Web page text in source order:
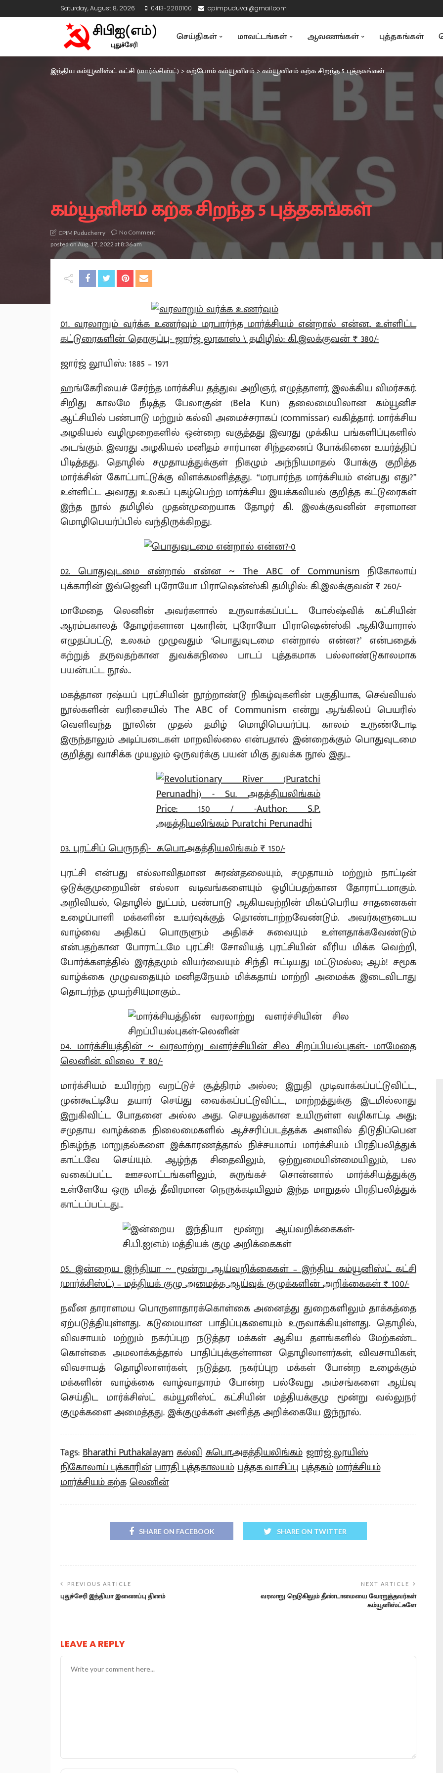
Saturday, August 8, 2026 0413-2200100 cpimpuduvai@gmail.com
செய்திகள் மாவட்டங்கள் ஆவணங்கள் புத்தகங்கள்
இந்திய கம்யூனிஸ்ட் கட்சி (மார்க்சிஸ்ட்) >கற்போம் கம்யூனிசம்>கம்யூனிசம் கற்க சிறந்த 5 புத்தகங்கள்
கம்யூனிசம் கற்க சிறந்த 5 புத்தகங்கள்
CPIM Puducherry
No Comment
posted on Aug. 17, 2022 at 8:36 am
01. வரலாறும் வர்க்க உணர்வும் மரபார்ந்த மார்க்சியம் என்றால் என்ன.. உள்ளிட்ட
கட்டுரைகளின் தொகுப்பு- ஜார்ஜ் லூகாஸ் \ தமிழில்: கி.இலக்குவன் ₹ 380/-
ஜார்ஜ் லூயிஸ்: 1885 – 1971
ஹங்கேரியைச் சேர்ந்த மார்க்சிய தத்துவ அறிஞர், எழுத்தாளர், இலக்கிய விமர்சகர்.
சிறிது காலமே நீடித்த பேலாகுன் (Bela Kun) தலைமையிலான கம்யூனிச
ஆட்சியில் பண்பாடு மற்றும் கல்வி அமைச்சராகப் (commissar) வகித்தார். மார்க்சிய
அழகியல் வழிமுறைகளில் ஒன்றை வகுத்தது இவரது முக்கிய பங்களிப்புகளில்
அடங்கும். இவரது அழகியல் மனிதம் சார்பான சிந்தனைப் போக்கினை உயர்த்திப்
பிடித்தது. தொழில் சமுதாயத்துக்குள் நிகழும் அந்நியமாதல் போக்கு குறித்த
மார்க்சின் கோட்பாட்டுக்கு விளக்கமளித்தது. “மரபார்ந்த மார்க்சியம் என்பது எது?”
உள்ளிட்ட அவரது உலகப் புகழ்பெற்ற மார்க்சிய இயக்கவியல் குறித்த கட்டுரைகள்
இந்த நூல் தமிழில் முதன்முறையாக தோழர் கி. இலக்குவனின் சரளமான
மொழிபெயர்ப்பில் வந்திருக்கிறது.
02. பொதுவுடமை என்றால் என்ன ~ The ABC of Communism நிகோலாய்
புக்காரின் இவ்ஜெனி புரோயோ பிராஷென்ஸ்கி தமிழில்: கி.இலக்குவன் ₹ 260/-
மாமேதை லெனின் அவர்களால் உருவாக்கப்பட்ட போல்ஷ்விக் கட்சியின்
ஆரம்பகாலத் தோழர்களான புகாரின், புரோயோ பிராஷென்ஸ்கி ஆகியோரால்
எழுதப்பட்டு, உலகம் முழுவதும் ‘பொதுவுடமை என்றால் என்ன?’ என்பதைக்
கற்றுத் தருவதற்கான துவக்கநிலை பாடப் புத்தகமாக பல்லாண்டுகாலமாக
பயன்பட்ட நூல்..
மகத்தான ரஷ்யப் புரட்சியின் நூற்றாண்டு நிகழ்வுகளின் பகுதியாக, செவ்வியல்
நூல்களின் வரிசையில் The ABC of Communism என்று ஆங்கிலப் பெயரில்
வெளிவந்த நூலின் முதல் தமிழ் மொழிபெயர்ப்பு. காலம் உருண்டோடி
இருந்தாலும் அடிப்படைகள் மாறவில்லை என்பதால் இன்றைக்கும் பொதுவுடமை
குறித்து வாசிக்க முயலும் ஒருவர்க்கு பயன் மிகு துவக்க நூல் இது…
03. புரட்சிப் பெருநதி- சு.பொ.அகத்தியலிங்கம் ₹ 150/-
புரட்சி என்பது எல்லாவிதமான சுரண்தலையும், சமுதாயம் மற்றும் நாட்டின்
ஒடுக்குமுறையின் எல்லா வடிவங்களையும் ஒழிப்பதற்கான தோராட்டமாகும்.
அறிவியல், தொழில் நுட்பம், பண்பாடு ஆகியவற்றின் மிகப்பெரிய சாதனைகள்
உழைப்பாளி மக்களின் உயர்வுக்குத் தொண்டாற்றவேண்டும். அவர்களுடைய
வாழ்வை அதிகப் பொருளும் அதிகச் சுவையும் உள்ளதாக்கவேண்டும்
என்பதற்கான போராட்டமே புரட்சி! சோவியத் புரட்சியின் வீரிய மிக்க வெற்றி,
போர்க்களத்தில் இரத்தமும் வியர்வையும் சிந்தி ஈட்டியது மட்டுமல்ல; ஆம்! சமூக
வாழ்க்கை முழுவதையும் மனிதநேயம் மிக்கதாய் மாற்றி அமைக்க இடைவிடாது
தொடர்ந்த முயற்சியுமாகும்…
04. மார்க்சியத்தின் ~ வரலாற்று வளர்ச்சியின் சில சிறப்பியல்புகள்.- மாமேதை
லெனின். விலை ₹ 80/-
மார்க்சியம் உயிரற்ற வறட்டுச் சூத்திரம் அல்ல; இறுதி முடிவாக்கப்பட்டுவிட்ட,
முன்கூட்டியே தயார் செய்து வைக்கப்பட்டுவிட்ட, மாற்றத்துக்கு இடமில்லாது
இறுகிவிட்ட போதனை அல்ல அது. செயலுக்கான உயிருள்ள வழிகாட்டி அது;
சமுதாய வாழ்க்கை நிலைமைகளில் ஆச்சரிப்படத்தக்க அளவில் திடுதிப்பென
நிகழ்ந்த மாறுதல்களை இக்காரணத்தால் நிச்சயமாய் மார்க்சியம் பிரதிபலித்துக்
காட்டவே செய்யும். ஆழ்ந்த சிதைவிலும், ஒற்றுமையின்மையிலும், பல
வகைப்பட்ட ஊசலாட்டங்களிலும், சுருங்கச் சொன்னால் மார்க்சியத்துக்கு
உள்ளேயே ஒரு மிகத் தீவிரமான நெருக்கடியிலும் இந்த மாறுதல் பிரதிபலித்துக்
காட்டப்பட்டது…
05. இன்றைய இந்தியா ~ மூன்று ஆய்வறிக்கைகள் – இந்திய கம்யூனிஸ்ட் கட்சி
(மார்க்சிஸ்ட்) – மத்தியக் குழு அமைத்த ஆய்வுக் குழுக்களின் அறிக்கைகள் ₹ 100/-
நவீன தாராளமய பொருளாதாரக்கொள்கை அனைத்து துறைகளிலும் தாக்கத்தை
ஏற்படுத்தியுள்ளது. கடுமையான பாதிப்புகளையும் உருவாக்கியுள்ளது. தொழில்,
விவசாயம் மற்றும் நகர்ப்புற நடுத்தர மக்கள் ஆகிய தளங்களில் மேற்கண்ட
கொள்கை அமலாக்கத்தால் பாதிப்புக்குள்ளான தொழிலாளர்கள், விவசாயிகள்,
விவசாயத் தொழிலாளர்கள், நடுத்தர, நகர்ப்புற மக்கள் போன்ற உழைக்கும்
மக்களின் வாழ்க்கை வாழ்வாதாரம் போன்ற பல்வேறு அம்சங்களை ஆய்வு
செய்திட மார்க்சிஸ்ட் கம்யூனிஸ்ட் கட்சியின் மத்தியக்குழு மூன்று வல்லுநர்
குழுக்களை அமைத்தது. இக்குழுக்கள் அளித்த அறிக்கையே இந்நூல்.
Tags: Bharathi Puthakalayam கல்வி சு.பொ.அகத்தியலிங்கம் ஜார்ஜ் லூயிஸ்
நிகோலாய் புக்காரின் பாரதி புத்தகாலயம் புத்தக வாசிப்பு புத்தகம் மார்க்சியம்
மார்க்சியம் கற்க லெனின்
SHARE ON FACEBOOK SHARE ON TWITTER
PREVIOUS ARTICLE
புதுச்சேரி இந்தியா இணைப்பு தினம்
NEXT ARTICLE
வரலாறு நெடுகிலும் தீண்டாமையை வேரறுத்தவர்கள்
கம்யூனிஸ்ட்களே
LEAVE A REPLY